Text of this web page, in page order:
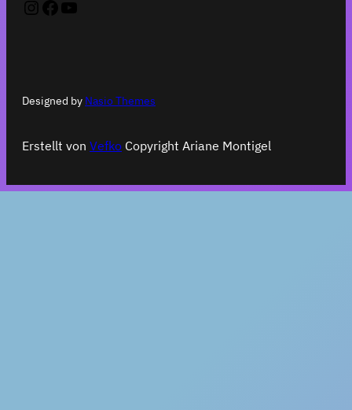
Instagram
Facebook
YouTube
Designed by Nasio Themes
Erstellt von Vefko Copyright Ariane Montigel